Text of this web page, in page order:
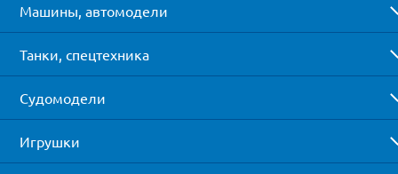
Машины, автомодели
Танки, спецтехника
Судомодели
Игрушки